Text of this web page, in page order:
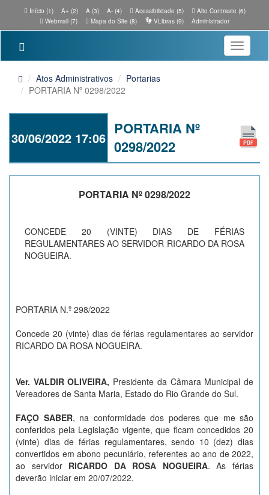
Início (1) A+ (2) A (3) A- (4) Acessibilidade (5)
Alto Contraste (6)
Webmail (7)
Mapa do Site (8) VLibras (9) Administrador
Toggle
Atos Administrativos
Portarias
PORTARIA Nº 0298/2022
30/06/2022 17:06
PORTARIA Nº
0298/2022
PORTARIA Nº 0298/2022
CONCEDE 20 (VINTE) DIAS DE FÉRIAS
REGULAMENTARES AO SERVIDOR RICARDO DA ROSA
NOGUEIRA.
PORTARIA N.º 298/2022
Concede 20 (vinte) dias de férias regulamentares ao servidor
RICARDO DA ROSA NOGUEIRA.
Ver. VALDIR OLIVEIRA, Presidente da Câmara Municipal de
Vereadores de Santa Maria, Estado do Rio Grande do Sul.
FAÇO SABER, na conformidade dos poderes que me são
conferidos pela Legislação vigente, que ficam concedidos 20
(vinte) dias de férias regulamentares, sendo 10 (dez) dias
convertidos em abono pecuniário, referentes ao ano de 2022,
ao servidor RICARDO DA ROSA NOGUEIRA. As férias
deverão iniciar em 20/07/2022.